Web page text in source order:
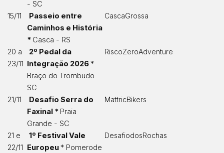
- SC
15/11
Passeio entre
Caminhos e História
* Casca - RS
CascaGrossa
20 a
23/11
2º Pedal da
Integração 2026*
Braço do Trombudo -
SC
RiscoZeroAdventure
21/11
Desafio Serra do
Faxinal * Praia
Grande - SC
MattricBikers
21 e
22/11
1º Festival Vale
Europeu* Pomerode
DesafiodosRochas